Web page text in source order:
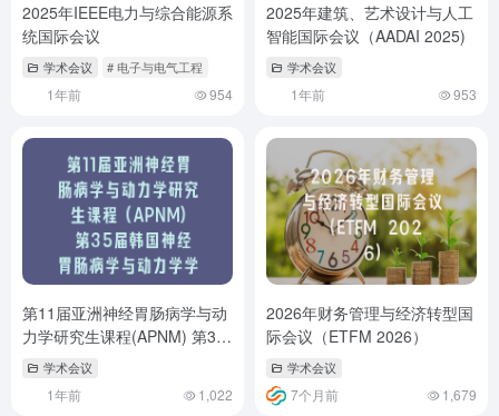
2025年IEEE电力与综合能源系
统国际会议
学术会议 # 电子与电气工程
1年前 954
2025年建筑、艺术设计与人工
智能国际会议（AADAI 2025)
学术会议
1年前 953
第11届亚洲神经胃肠病学与动
力学研究生课程(APNM) 第35
届韩国神经胃肠病学与动力学
学术会议
1年前 1,022
2026年财务管理与经济转型国
际会议（ETFM 2026）
学术会议
7个月前 1,679